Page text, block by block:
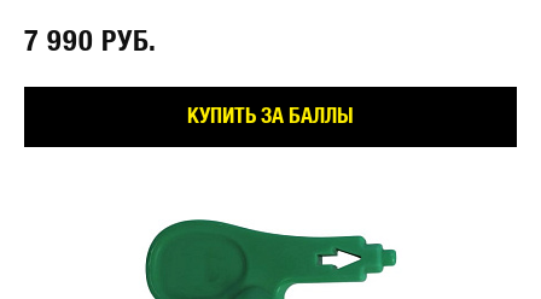
7 990 РУБ.⠀
КУПИТЬ ЗА БАЛЛЫ